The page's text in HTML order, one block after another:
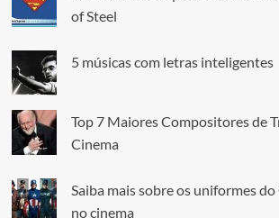
of Steel
5 músicas com letras inteligentes
Top 7 Maiores Compositores de
Cinema
Saiba mais sobre os uniformes
no cinema